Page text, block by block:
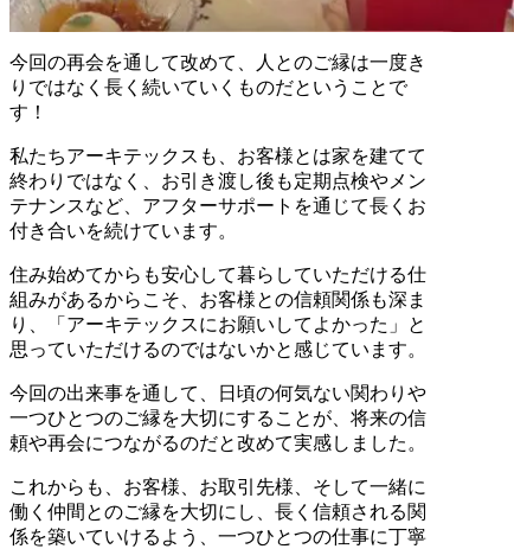
今回の再会を通して改めて、人とのご縁は一度き
りではなく長く続いていくものだということで
す！
私たちアーキテックスも、お客様とは家を建てて
終わりではなく、お引き渡し後も定期点検やメン
テナンスなど、アフターサポートを通じて長くお
付き合いを続けています。
住み始めてからも安心して暮らしていただける仕
組みがあるからこそ、お客様との信頼関係も深ま
り、「アーキテックスにお願いしてよかった」と
思っていただけるのではないかと感じています。
今回の出来事を通して、日頃の何気ない関わりや
一つひとつのご縁を大切にすることが、将来の信
頼や再会につながるのだと改めて実感しました。
これからも、お客様、お取引先様、そして一緒に
働く仲間とのご縁を大切にし、長く信頼される関
係を築いていけるよう、一つひとつの仕事に丁寧